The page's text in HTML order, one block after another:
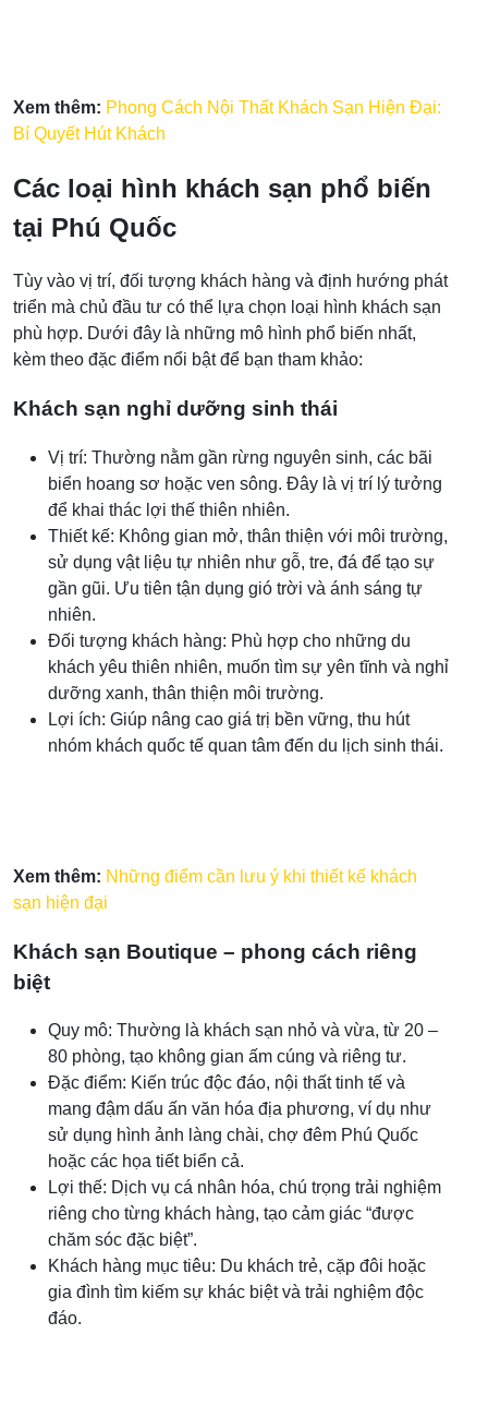
Xem thêm: Phong Cách Nội Thất Khách Sạn Hiện Đại:
Bí Quyết Hút Khách
Các loại hình khách sạn phổ biến
tại Phú Quốc
Tùy vào vị trí, đối tượng khách hàng và định hướng phát
triển mà chủ đầu tư có thể lựa chọn loại hình khách sạn
phù hợp. Dưới đây là những mô hình phổ biến nhất,
kèm theo đặc điểm nổi bật để bạn tham khảo:
Khách sạn nghỉ dưỡng sinh thái
Vị trí: Thường nằm gần rừng nguyên sinh, các bãi
biển hoang sơ hoặc ven sông. Đây là vị trí lý tưởng
để khai thác lợi thế thiên nhiên.
Thiết kế: Không gian mở, thân thiện với môi trường,
sử dụng vật liệu tự nhiên như gỗ, tre, đá để tạo sự
gần gũi. Ưu tiên tận dụng gió trời và ánh sáng tự
nhiên.
Đối tượng khách hàng: Phù hợp cho những du
khách yêu thiên nhiên, muốn tìm sự yên tĩnh và nghỉ
dưỡng xanh, thân thiện môi trường.
Lợi ích: Giúp nâng cao giá trị bền vững, thu hút
nhóm khách quốc tế quan tâm đến du lịch sinh thái.
Xem thêm: Những điểm cần lưu ý khi thiết kế khách
sạn hiện đại
Khách sạn Boutique – phong cách riêng
biệt
Quy mô: Thường là khách sạn nhỏ và vừa, từ 20 –
80 phòng, tạo không gian ấm cúng và riêng tư.
Đặc điểm: Kiến trúc độc đáo, nội thất tinh tế và
mang đậm dấu ấn văn hóa địa phương, ví dụ như
sử dụng hình ảnh làng chài, chợ đêm Phú Quốc
hoặc các họa tiết biển cả.
Lợi thế: Dịch vụ cá nhân hóa, chú trọng trải nghiệm
riêng cho từng khách hàng, tạo cảm giác “được
chăm sóc đặc biệt”.
Khách hàng mục tiêu: Du khách trẻ, cặp đôi hoặc
gia đình tìm kiếm sự khác biệt và trải nghiệm độc
đáo.